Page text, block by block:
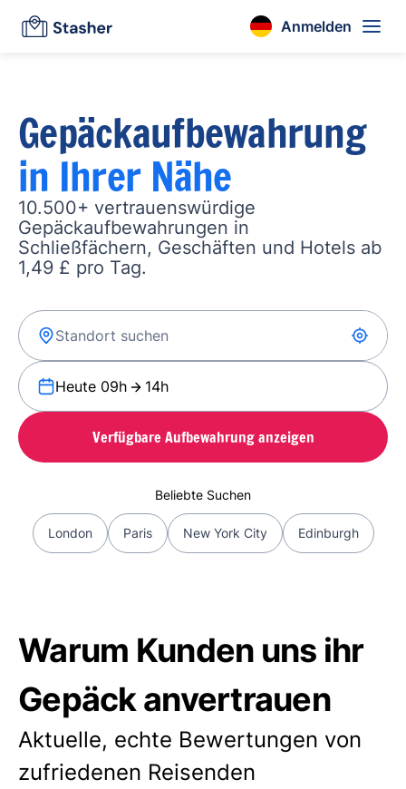
Anmelden
Gepäckaufbewahrung
in Ihrer Nähe
10.500+ vertrauenswürdige
Gepäckaufbewahrungen in
Schließfächern, Geschäften und Hotels ab
1,49 £ pro Tag.
Heute 09h 14h
Verfügbare Aufbewahrung anzeigen
Beliebte Suchen
London Paris New York City Edinburgh
Warum Kunden uns ihr
Gepäck anvertrauen
Aktuelle, echte Bewertungen von
zufriedenen Reisenden